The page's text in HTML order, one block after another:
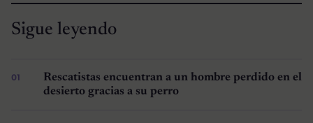
Sigue leyendo
Rescatistas encuentran a un hombre perdido en el
desierto gracias a su perro